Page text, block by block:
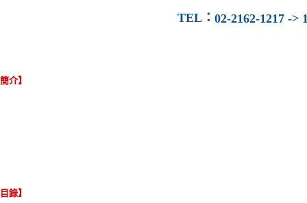
TEL： 02-2162-1217 ->
介】
錄】